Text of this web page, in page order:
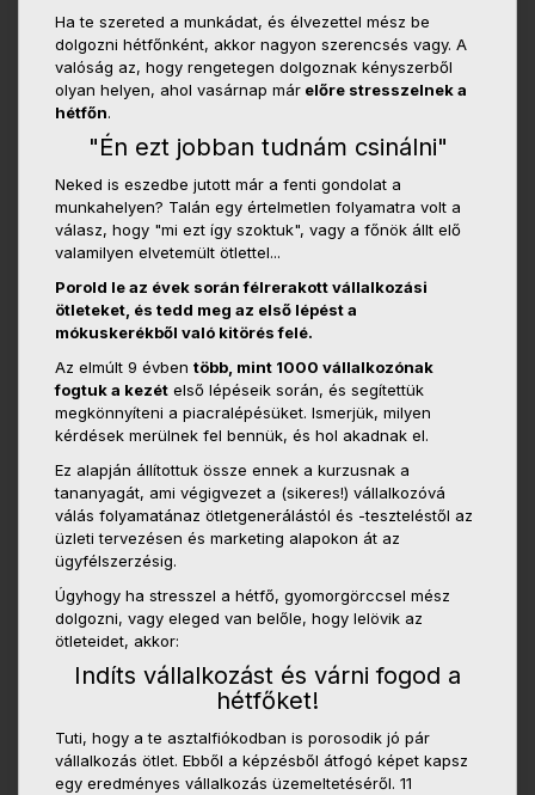
Ha te szereted a munkádat, és élvezettel mész be
dolgozni hétfőnként, akkor nagyon szerencsés vagy. A
valóság az, hogy rengetegen dolgoznak kényszerből
olyan helyen, ahol vasárnap már előre stresszelnek a
hétfőn.
"Én ezt jobban tudnám csinálni"
Neked is eszedbe jutott már a fenti gondolat a
munkahelyen? Talán egy értelmetlen folyamatra volt a
válasz, hogy "mi ezt így szoktuk", vagy a főnök állt elő
valamilyen elvetemült ötlettel...
Porold le az évek során félrerakott vállalkozási
ötleteket, és tedd meg az első lépést a
mókuskerékből való kitörés felé.
Az elmúlt 9 évben több, mint 1000 vállalkozónak
fogtuk a kezét első lépéseik során, és segítettük
megkönnyíteni a piacralépésüket. Ismerjük, milyen
kérdések merülnek fel bennük, és hol akadnak el.
Ez alapján állítottuk össze ennek a kurzusnak a
tananyagát, ami végigvezet a (sikeres!) vállalkozóvá
válás folyamatánaz ötletgenerálástól és -teszteléstől az
üzleti tervezésen és marketing alapokon át az
ügyfélszerzésig.
Úgyhogy ha stresszel a hétfő, gyomorgörccsel mész
dolgozni, vagy eleged van belőle, hogy lelövik az
ötleteidet, akkor:
Indíts vállalkozást és várni fogod a
hétfőket!
Tuti, hogy a te asztalfiókodban is porosodik jó pár
vállalkozás ötlet. Ebből a képzésből átfogó képet kapsz
egy eredményes vállalkozás üzemeltetéséről. 11